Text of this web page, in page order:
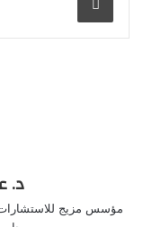
د.
مؤسس مزيج للاستشارات